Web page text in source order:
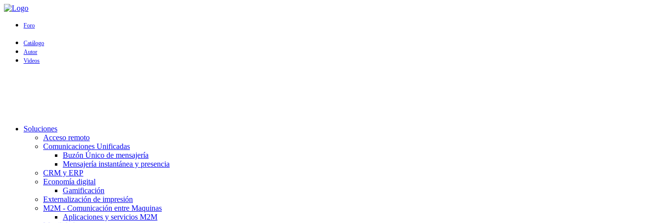
Foro
Catálogo
Autor
Videos
Soluciones
Acceso remoto
Comunicaciones Unificadas
Buzón Único de mensajería
Mensajería instantánea y presencia
CRM y ERP
Economía digital
Gamificación
Externalización de impresión
M2M - Comunicación entre Maquinas
Aplicaciones y servicios M2M